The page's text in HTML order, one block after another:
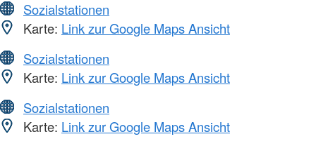
Sozialstationen
Karte: Link zur Google Maps Ansicht
Sozialstationen
Karte: Link zur Google Maps Ansicht
Sozialstationen
Karte: Link zur Google Maps Ansicht